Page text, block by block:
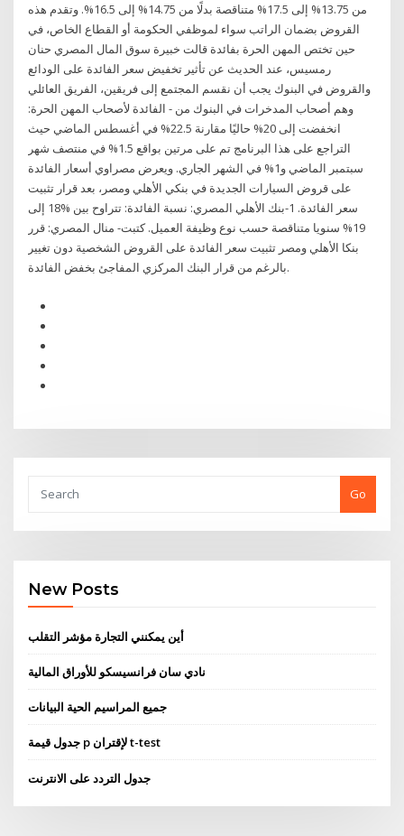
من 13.75% إلى 17.5% متناقصة بدلًا من 14.75% إلى 16.5%. وتقدم هذه
القروض بضمان الراتب سواء لموظفي الحكومة أو القطاع الخاص، في
حين تختص المهن الحرة بفائدة قالت خبيرة سوق المال المصري حنان
رمسيس، عند الحديث عن تأثير تخفيض سعر الفائدة على الودائع
والقروض في البنوك يجب أن نقسم المجتمع إلى فريقين، الفريق العائلي
وهم أصحاب المدخرات في البنوك من - الفائدة لأصحاب المهن الحرة:
انخفضت إلى 20% حاليًا مقارنة 22.5% في أغسطس الماضي حيث
التراجع على هذا البرنامج تم على مرتين بواقع 1.5% في منتصف شهر
سبتمبر الماضي و1% في الشهر الجاري. ويعرض مصراوي أسعار الفائدة
على قروض السيارات الجديدة في بنكي الأهلي ومصر، بعد قرار تثبيت
سعر الفائدة. 1-بنك الأهلي المصري: نسبة الفائدة: تتراوح بين %18 إلى
19% سنويا متناقصة حسب نوع وظيفة العميل. كتبت- منال المصري: قرر
بنكا الأهلي ومصر تثبيت سعر الفائدة على القروض الشخصية دون تغيير
بالرغم من قرار البنك المركزي المفاجئ بخفض الفائدة.
Go
New Posts
أين يمكنني التجارة مؤشر التقلب
نادي سان فرانسيسكو للأوراق المالية
جميع المراسيم الحية البيانات
جدول قيمة p لإقتران t-test
جدول التردد على الانترنت